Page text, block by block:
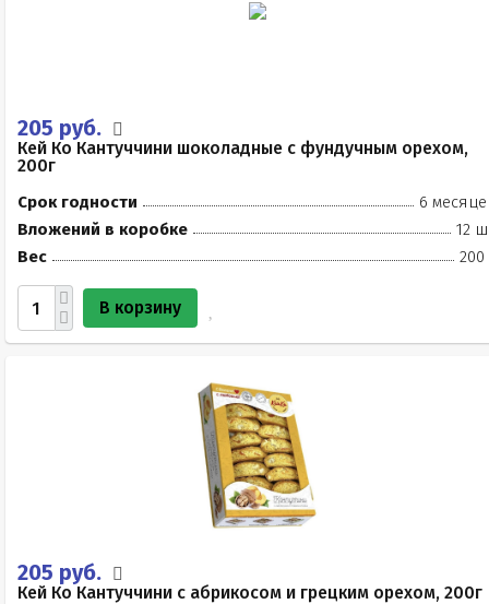
205 руб.
Кей Ко Кантуччини шоколадные с фундучным орехом,
200г
Срок годности
6
Вложений в коробке
12
Вес
200
В корзину
205 руб.
Кей Ко Кантуччини с абрикосом и грецким орехом, 200г